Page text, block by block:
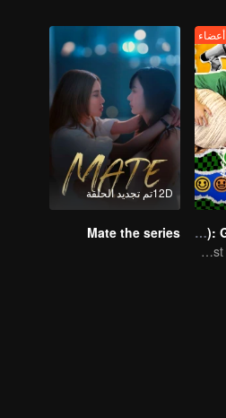
أعضاء
LOVE(X): Girls Secret Party
Girls Just Wanna Have Fun
12Dتم تجديد الحلقة
Mate the series